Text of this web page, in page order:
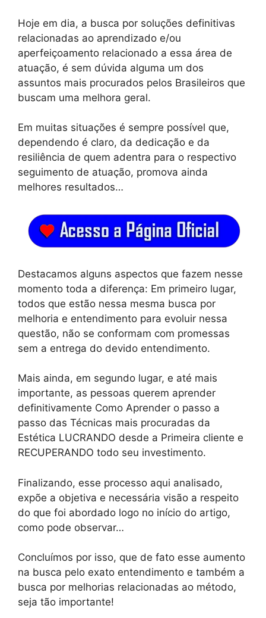
Hoje em dia, a busca por soluções definitivas
relacionadas ao aprendizado e/ou
aperfeiçoamento relacionado a essa área de
atuação, é sem dúvida alguma um dos
assuntos mais procurados pelos Brasileiros que
buscam uma melhora geral.
Em muitas situações é sempre possível que,
dependendo é claro, da dedicação e da
resiliência de quem adentra para o respectivo
seguimento de atuação, promova ainda
melhores resultados…
Destacamos alguns aspectos que fazem nesse
momento toda a diferença: Em primeiro lugar,
todos que estão nessa mesma busca por
melhoria e entendimento para evoluir nessa
questão, não se conformam com promessas
sem a entrega do devido entendimento.
Mais ainda, em segundo lugar, e até mais
importante, as pessoas querem aprender
definitivamente Como Aprender o passo a
passo das Técnicas mais procuradas da
Estética LUCRANDO desde a Primeira cliente e
RECUPERANDO todo seu investimento.
Finalizando, esse processo aqui analisado,
expõe a objetiva e necessária visão a respeito
do que foi abordado logo no início do artigo,
como pode observar…
Concluímos por isso, que de fato esse aumento
na busca pelo exato entendimento e também a
busca por melhorias relacionadas ao método,
seja tão importante!